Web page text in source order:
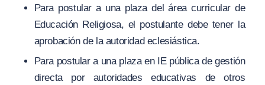
Para postular a una plaza del área curricular de
Educación Religiosa, el postulante debe tener la
aprobación de la autoridad eclesiástica.
Para postular a una plaza en IE pública de gestión
directa por autoridades educativas de otros